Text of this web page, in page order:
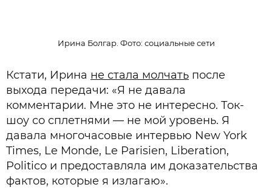
Ирина Болгар. Фото: социальные сети
Кстати, Ирина не стала молчать после
выхода передачи: «Я не давала
комментарии. Мне это не интересно. Ток-
шоу со сплетнями — не мой уровень. Я
давала многочасовые интервью New York
Times, Le Monde, Le Parisien, Liberation,
Politico и предоставляла им доказательства
фактов, которые я излагаю».